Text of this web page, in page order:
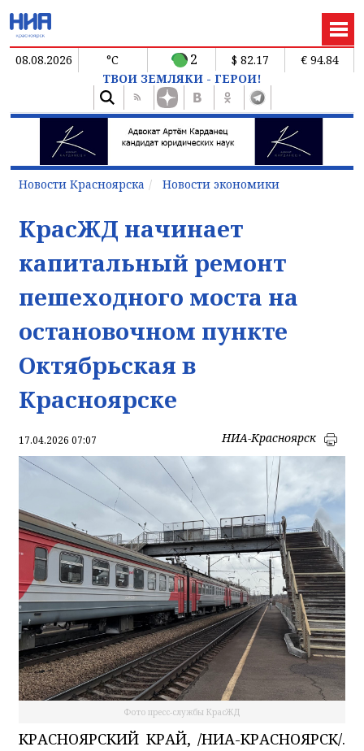
08.08.2026 °C 2 $ 82.17
€ 94.84
ТВОИ ЗЕМЛЯКИ - ГЕРОИ!
Новости Красноярска Новости экономики
КрасЖД начинает
капитальный ремонт
пешеходного моста на
остановочном пункте
Октябрьская в
Красноярске
17.04.2026 07:07 НИА-Красноярск
Фото пресс-службы КрасЖД
КРАСНОЯРСКИЙ КРАЙ, /НИА-КРАСНОЯРСК/.